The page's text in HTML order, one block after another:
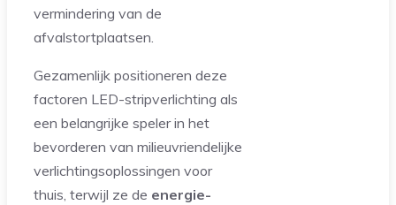
vermindering van de
afvalstortplaatsen.
Gezamenlijk positioneren deze
factoren LED-stripverlichting als
een belangrijke speler in het
bevorderen van milieuvriendelijke
verlichtingsoplossingen voor
thuis, terwijl ze de energie-